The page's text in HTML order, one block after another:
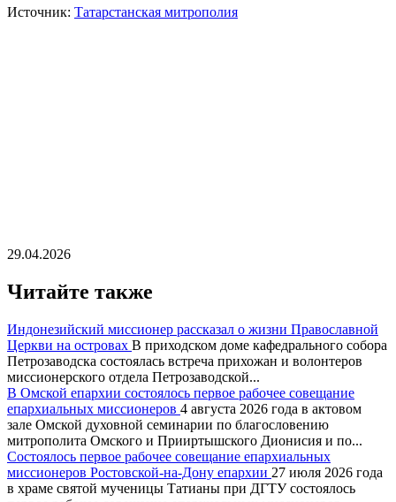
Источник: Татарстанская митрополия
29.04.2026
Читайте также
Индонезийский миссионер рассказал о жизни Православной
Церкви на островах В приходском доме кафедрального собора
Петрозаводска состоялась встреча прихожан и волонтеров
миссионерского отдела Петрозаводской...
В Омской епархии состоялось первое рабочее совещание
епархиальных миссионеров 4 августа 2026 года в актовом
зале Омской духовной семинарии по благословению
митрополита Омского и Прииртышского Дионисия и по...
Состоялось первое рабочее совещание епархиальных
миссионеров Ростовской-на-Дону епархии 27 июля 2026 года
в храме святой мученицы Татианы при ДГТУ состоялось